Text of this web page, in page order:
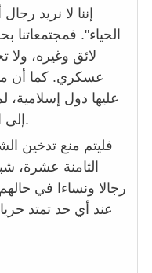
إننا لا نريد
الحياء". فمجتمعاتنا
لائق وغيره،
عسكري. كما أن
عليها دول
إلى انتشار الظاهرة المطلوب منعها.
فليتم منع تدخين
الثامنة عشرة،
رجالا ونساءا في
عند أي حد تمتد